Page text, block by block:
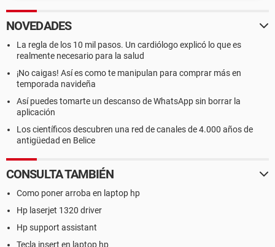
NOVEDADES
La regla de los 10 mil pasos. Un cardiólogo explicó lo que es
realmente necesario para la salud
¡No caigas! Así es como te manipulan para comprar más en
temporada navideña
Así puedes tomarte un descanso de WhatsApp sin borrar la
aplicación
Los científicos descubren una red de canales de 4.000 años de
antigüedad en Belice
CONSULTA TAMBIÉN
Como poner arroba en laptop hp
Hp laserjet 1320 driver
Hp support assistant
Tecla insert en laptop hp